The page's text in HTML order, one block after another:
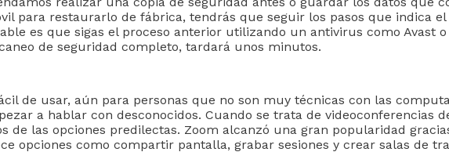
para restaurarlo de fábrica, tendrás que seguir los pasos que indica
es que sigas el proceso anterior utilizando un antivirus como Avast
de seguridad completo, tardará unos minutos.
de usar, aún para personas que no son muy técnicas con las
a hablar con desconocidos. Cuando se trata de videoconferencias
de las opciones predilectas. Zoom alcanzó una gran popularidad
opciones como compartir pantalla, grabar sesiones y crear salas de